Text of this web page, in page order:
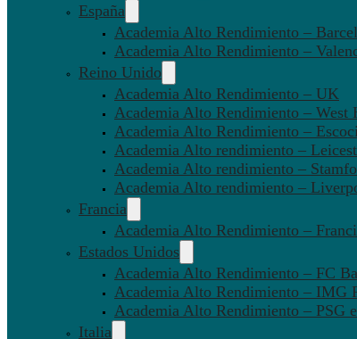
España
Academia Alto Rendimiento –
Academia Alto Rendimiento –
Reino Unido
Academia Alto Rendimiento – UK
Academia Alto Rendimiento – West
Academia Alto Rendimiento –
Academia Alto rendimiento –
Academia Alto rendimiento –
Academia Alto rendimiento –
Francia
Academia Alto Rendimiento –
Estados Unidos
Academia Alto Rendimiento – FC
Academia Alto Rendimiento – IMG
Academia Alto Rendimiento – PSG
Italia